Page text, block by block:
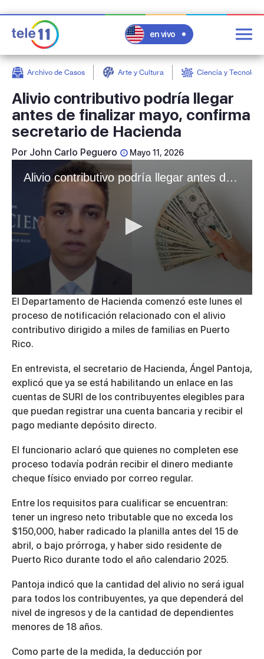
en vivo
Archivo de Casos Arte y Cultura Ciencia y
Alivio contributivo podría llegar
antes de finalizar mayo, confirma
secretario de Hacienda
Por John Carlo Peguero Mayo 11, 2026
Alivio contributivo podría llegar antes de finalizar mayo, confirma secretario de Hacienda
0
seconds
of
4
33
El Departamento de Hacienda comenzó este lunes el
proceso de notificación relacionado con el alivio
contributivo dirigido a miles de familias en Puerto
Rico.
En entrevista, el secretario de Hacienda, Ángel Pantoja,
explicó que ya se está habilitando un enlace en las
cuentas de SURI de los contribuyentes elegibles para
que puedan registrar una cuenta bancaria y recibir el
pago mediante depósito directo.
El funcionario aclaró que quienes no completen ese
proceso todavía podrán recibir el dinero mediante
cheque físico enviado por correo regular.
Entre los requisitos para cualificar se encuentran:
tener un ingreso neto tributable que no exceda los
$150,000, haber radicado la planilla antes del 15 de
abril, o bajo prórroga, y haber sido residente de
Puerto Rico durante todo el año calendario 2025.
Pantoja indicó que la cantidad del alivio no será igual
para todos los contribuyentes, ya que dependerá del
nivel de ingresos y de la cantidad de dependientes
menores de 18 años.
Como parte de la medida, la deducción por
post